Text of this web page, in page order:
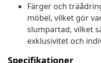
Färger och
möbel, vilket gör
slumpartad, vilket
exklusivitet och
Specifikationer